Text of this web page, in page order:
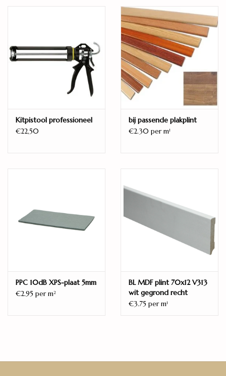
Waterbestendig
ja
12 jaar
houding komt tot uiting in onze producten. De Parador vloeren
voldoen aan de eisen van het dagelijkse leven en aan de eisen
van kwaliteit en design. Want het is ons doel om van elk huis het
mooiste huis ter wereld te maken.
Kitpistool professioneel
€22,50
bij passende plakplint
€2.30 per m1
PPC 10dB XPS-plaat 5mm
€2.95 per m2
BL MDF plint 70x12 V313
wit gegrond recht
€3.75 per m1